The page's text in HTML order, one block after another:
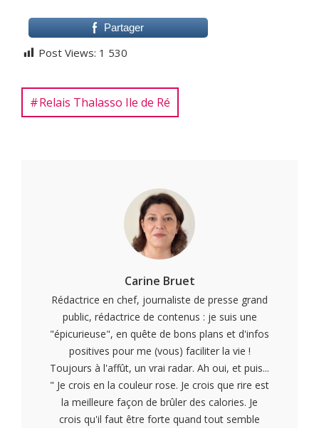
Partager
Post Views: 1 530
Relais Thalasso Ile de Ré
Carine Bruet
Rédactrice en chef, journaliste de presse grand
public, rédactrice de contenus : je suis une
"épicurieuse", en quête de bons plans et d'infos
positives pour me (vous) faciliter la vie !
Toujours à l'affût, un vrai radar. Ah oui, et puis...
" Je crois en la couleur rose. Je crois que rire est
la meilleure façon de brûler des calories. Je
crois qu'il faut être forte quand tout semble